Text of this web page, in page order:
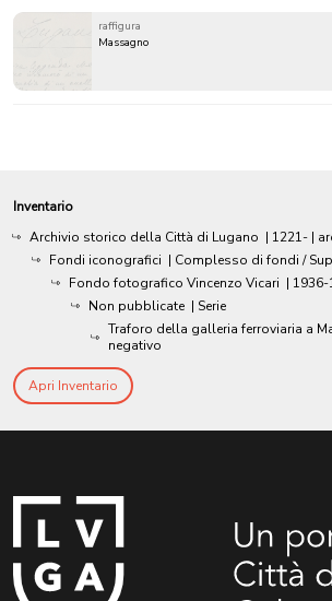
raffigura
Massagno
Inventario
Archivio storico della Città di Lugano | 1221- |
Fondi iconografici | Complesso di fondi /
Fondo fotografico Vincenzo Vicari | 1936-
Non pubblicate | Serie
Traforo della galleria ferroviaria a
negativo
Apri Inventario